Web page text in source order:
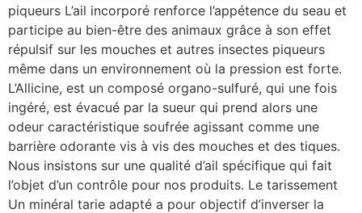
piqueurs L’ail incorporé renforce l’appétence du seau et
participe au bien-être des animaux grâce à son effet
répulsif sur les mouches et autres insectes piqueurs
même dans un environnement où la pression est forte.
L’Allicine, est un composé organo-sulfuré, qui une fois
ingéré, est évacué par la sueur qui prend alors une
odeur caractéristique soufrée agissant comme une
barrière odorante vis à vis des mouches et des tiques.
Nous insistons sur une qualité d’ail spécifique qui fait
l’objet d’un contrôle pour nos produits. Le tarissement
Un minéral tarie adapté a pour objectif d’inverser la